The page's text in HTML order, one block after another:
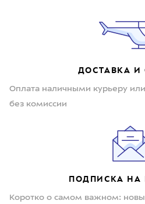
ДОСТАВКА И
Оплата наличными курьеру
без комиссии
ПОДПИСКА НА
Коротко о самом важном: